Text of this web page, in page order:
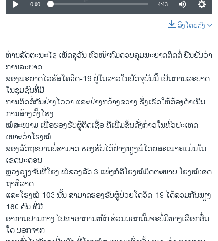
0:00 4:43
ລິງໂດຍກົງ
ທ່ານລັດຕະນະໄຊ ເພັດສຸວັນ ຫົວໜ້າກົມຄວບຄຸມພະຍາດຕິດຕໍ່ ຢືນຢັນວ່າ
ການລະບາດ
ຂອງພະຍາດໄວຣັສໂຄວິດ-19 ຢູ່ໃນລາວໃນປັດຈຸບັນນີ້ ເປັນການລະບາດ
ໃນຊຸມຊົນທີີ່ມີ
ການຕິດຕໍ່ກັນຢ່າງໄວວາ ແລະຢ່າງກວ້າງຂວາງ ຊຶ່ງເຮັດໃຫ້ຕ້ອງດຳເນີນ
ການສ້າງຕັ້ງໂຮງ
ໝໍສະໜາມ ເພື່ອຮອງຮັບຜູ້ຕິດເຊື້ອ ທີ່ເພີ້ມຂຶ້ນດັ່ງກ່າວໃນທົ່ວປະເທດ
ເພາະວ່າໂຮງໝໍ
ຂອງລັດຖະບານບໍ່ສາມາດ ຮອງຮັບໄດ້ຢ່າງພຽງພໍໂດຍສະເພາະແມ່ນໃນ
ເຂດນະຄອນ
ຫຼວງວຽງຈັນທີ່ໂຮງ ໝໍຂອງລັດ 3 ແຫ່ງກໍຄືໂຮງໝໍມິດຕະພາບ ໂຮງໝໍເສດ
ຖາທິລາດ
ແລະໂຮງໝໍ 103 ນັ້ນ ສາມາດຮອງຮັບຜູ້ປ່ວຍໂຄວິດ-19 ໄດ້ລວມກັນພຽງ
180 ຄົນ ທີີ່ມີ
ອາການປານກາງ ໄປຫາອາການໜັກ ສ່ວນນອກນັ້ນຈະບໍ່ມີທາງເລືອກອື່ນ
ໃດ ນອກຈາກ